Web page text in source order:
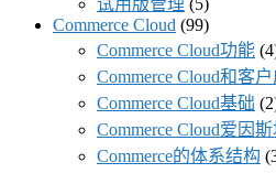
试用版管理 (5)
Commerce Cloud (99)
Commerce Cloud功能
Commerce Cloud和客
Commerce Cloud基础
Commerce Cloud爱因
Commerce的体系结构